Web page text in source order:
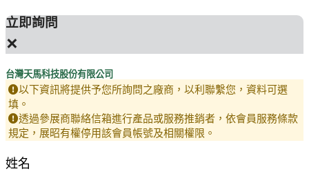
立即詢問
×
台灣天馬科技股份有限公司
以下資訊將提供予您所詢問之廠商，以利聯繫您，資料可選
填。
透過參展商聯絡信箱進行產品或服務推銷者，依會員服務條款
規定，展昭有權停用該會員帳號及相關權限。
姓名